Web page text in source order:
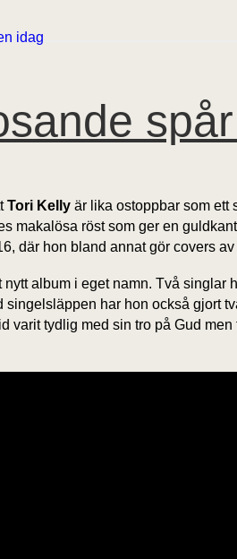
Tori Kelly är lika ostoppbar som ett
makalösa röst som ger en
där hon bland annat gör covers av
nytt album i eget namn. Två
singelsläppen har hon också gjort
varit tydlig med sin tro på Gud